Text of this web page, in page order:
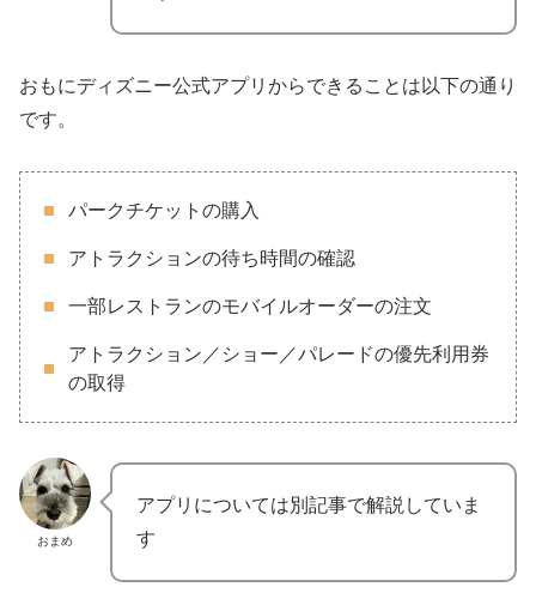
おもにディズニー公式アプリからできることは以下の通り
です。
パークチケットの購入
アトラクションの待ち時間の確認
一部レストランのモバイルオーダーの注文
アトラクション／ショー／パレードの優先利用券
の取得
おまめ
アプリについては別記事で解説していま
す